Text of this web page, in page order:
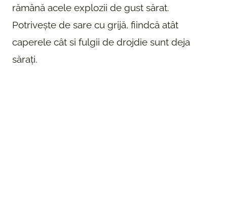
rămână acele explozii de gust sărat.
Potrivește de sare cu grijă, fiindcă atât
caperele cât si fulgii de drojdie sunt deja
sărați.